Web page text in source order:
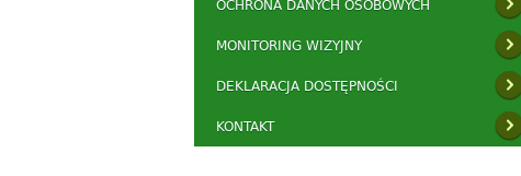
OCHRONA DANYCH OSOBOWYCH
MONITORING WIZYJNY
DEKLARACJA DOSTĘPNOŚCI
KONTAKT